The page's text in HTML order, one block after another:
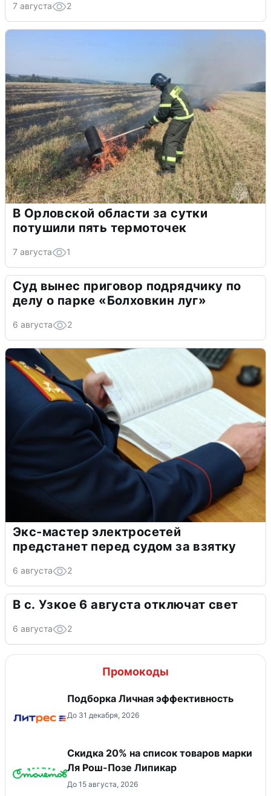
7 августа 2
В Орловской области за сутки
потушили пять термоточек
7 августа 1
Суд вынес приговор подрядчику по
делу о парке «Болховкин луг»
6 августа 2
Экс-мастер электросетей
предстанет перед судом за взятку
6 августа 2
В с. Узкое 6 августа отключат свет
6 августа 2
Промокоды
Подборка Личная эффективность
До 31 декабря, 2026
Скидка 20% на список товаров марки
Ля Рош-Позе Липикар
До 15 августа, 2026